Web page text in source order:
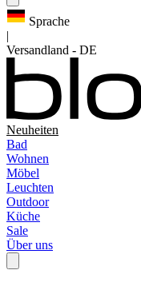
Sprache
|
Versandland - DE
Neuheiten
Bad
Wohnen
Möbel
Leuchten
Outdoor
Küche
Sale
Über uns